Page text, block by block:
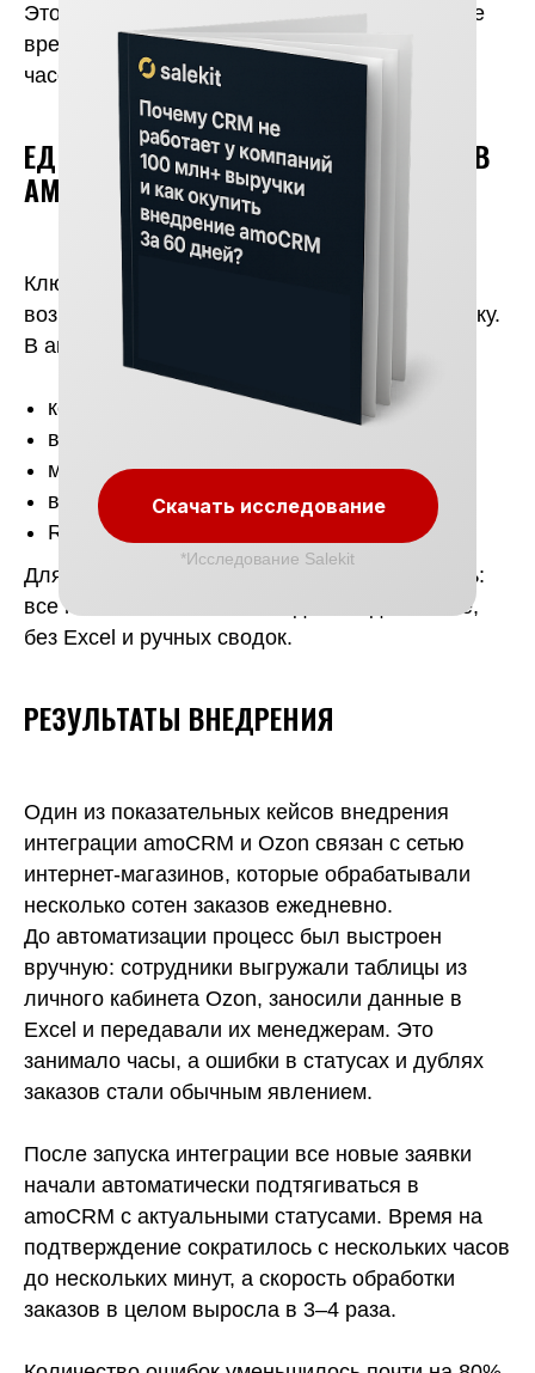
Это позволяет реагировать быстрее: среднее
время подтверждения заказа сокращается с
часов до минут.
ЕДИНЫЙ ОТЧЁТ ПО ПРОДАЖАМ OZON В
AMOCRM
Ключевое преимущество интеграции —
возможность формировать сводную аналитику.
В amoCRM можно настроить дашборды:
количество заказов и их статус;
выручка по периодам;
маржа по товарам и категориям;
возвраты и их доля;
ROMI по рекламным каналам.
Для собственника это означает прозрачность:
все показатели по Ozon видны в одном окне,
без Excel и ручных сводок.
РЕЗУЛЬТАТЫ ВНЕДРЕНИЯ
Один из показательных кейсов внедрения
интеграции amoCRM и Ozon связан с сетью
интернет-магазинов, которые обрабатывали
несколько сотен заказов ежедневно.
До автоматизации процесс был выстроен
вручную: сотрудники выгружали таблицы из
личного кабинета Ozon, заносили данные в
Excel и передавали их менеджерам. Это
занимало часы, а ошибки в статусах и дублях
заказов стали обычным явлением.
После запуска интеграции все новые заявки
начали автоматически подтягиваться в
amoCRM с актуальными статусами. Время на
подтверждение сократилось с нескольких часов
до нескольких минут, а скорость обработки
заказов в целом выросла в 3–4 раза.
*Исследование Salekit
Скачать исследование